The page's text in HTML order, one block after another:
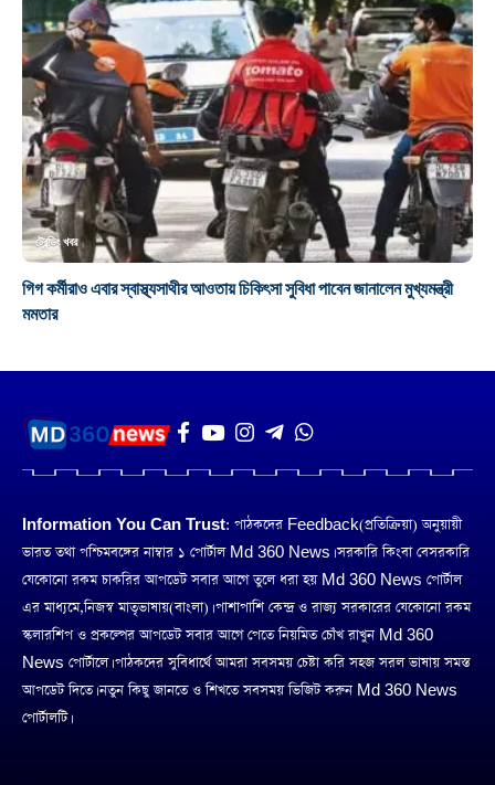
ট্রেন্ডিং খবর
গিগ কর্মীরাও এবার স্বাস্থ্যসাথীর আওতায় চিকিৎসা সুবিধা পাবেন জানালেন মুখ্যমন্ত্রী
মমতার
Information You Can Trust: পাঠকদের Feedback(প্রতিক্রিয়া) অনুয়ায়ী
ভারত তথা পশ্চিমবঙ্গের নাম্বার ১ পোর্টাল Md 360 News। সরকারি কিংবা বেসরকারি
যেকোনো রকম চাকরির আপডেট সবার আগে তুলে ধরা হয় Md 360 News পোর্টাল
এর মাধ্যমে,নিজস্ব মাতৃভাষায়(বাংলা)। পাশাপাশি কেন্দ্র ও রাজ্য সরকারের যেকোনো রকম
স্কলারশিপ ও প্রকল্পের আপডেট সবার আগে পেতে নিয়মিত চোঁখ রাখুন Md 360
News পোর্টালে। পাঠকদের সুবিধার্থে আমরা সবসময় চেষ্টা করি সহজ সরল ভাষায় সমস্ত
আপডেট দিতে। নতুন কিছু জানতে ও শিখতে সবসময় ভিজিট করুন Md 360 News
পোর্টালটি।